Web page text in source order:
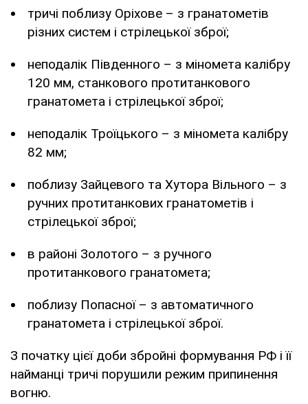
тричі поблизу Оріхове – з гранатометів
різних систем і стрілецької зброї;
неподалік Південного – з міномета калібру
120 мм, станкового протитанкового
гранатомета і стрілецької зброї;
неподалік Троїцького – з міномета калібру
82 мм;
поблизу Зайцевого та Хутора Вільного – з
ручних протитанкових гранатометів і
стрілецької зброї;
в районі Золотого – з ручного
протитанкового гранатомета;
поблизу Попасної – з автоматичного
гранатомета і стрілецької зброї.
З початку цієї доби збройні формування РФ і її
найманці тричі порушили режим припинення
вогню.